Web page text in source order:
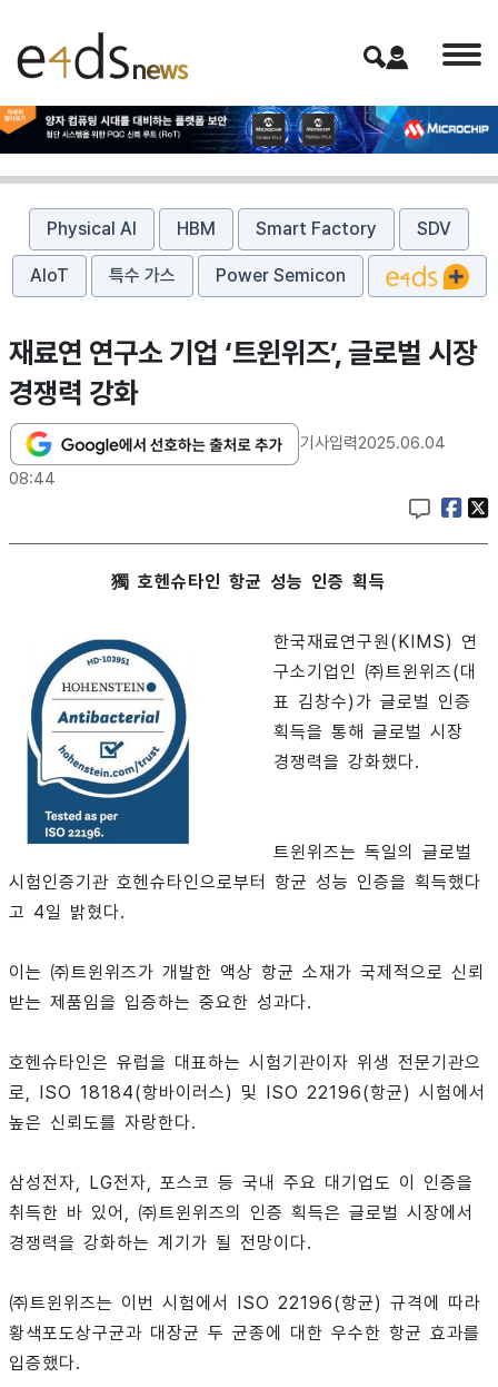
Physical AI HBM Smart Factory SDV
AIoT 특수 가스 Power Semicon
재료연 연구소 기업 ‘트윈위즈’, 글로벌 시장
경쟁력 강화
기사입력2025.06.04
08:44
獨 호헨슈타인 항균 성능 인증 획득
한국재료연구원(KIMS) 연
구소기업인 ㈜트윈위즈(대
표 김창수)가 글로벌 인증
획득을 통해 글로벌 시장
경쟁력을 강화했다.
트윈위즈는 독일의 글로벌
시험인증기관 호헨슈타인으로부터 항균 성능 인증을 획득했다
고 4일 밝혔다.
이는 ㈜트윈위즈가 개발한 액상 항균 소재가 국제적으로 신뢰
받는 제품임을 입증하는 중요한 성과다.
호헨슈타인은 유럽을 대표하는 시험기관이자 위생 전문기관으
로, ISO 18184(항바이러스) 및 ISO 22196(항균) 시험에서
높은 신뢰도를 자랑한다.
삼성전자, LG전자, 포스코 등 국내 주요 대기업도 이 인증을
취득한 바 있어, ㈜트윈위즈의 인증 획득은 글로벌 시장에서
경쟁력을 강화하는 계기가 될 전망이다.
㈜트윈위즈는 이번 시험에서 ISO 22196(항균) 규격에 따라
황색포도상구균과 대장균 두 균종에 대한 우수한 항균 효과를
입증했다.